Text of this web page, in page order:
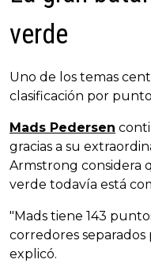
verde
Uno de los temas
clasificación por
Mads Pedersen
gracias a su
Armstrong considera
verde todavía está
"Mads tiene 143
corredores
explicó.